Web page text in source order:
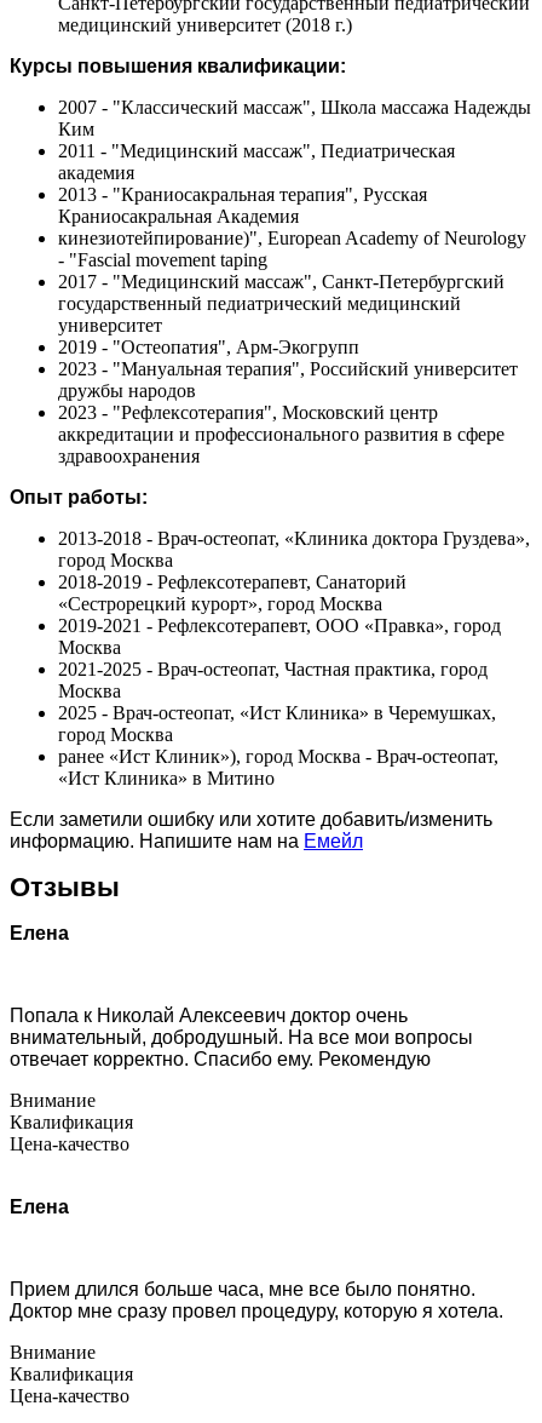
медицинский университет (2018 г.)
Курсы повышения квалификации:
2007 - "Классический массаж", Школа массажа Надежды
Ким
2011 - "Медицинский массаж", Педиатрическая
академия
2013 - "Краниосакральная терапия", Русская
Краниосакральная Академия
кинезиотейпирование)", European Academy of Neurology
- "Fascial movement taping
2017 - "Медицинский массаж", Санкт-Петербургский
государственный педиатрический медицинский
университет
2019 - "Остеопатия", Арм-Экогрупп
2023 - "Мануальная терапия", Российский университет
дружбы народов
2023 - "Рефлексотерапия", Московский центр
аккредитации и профессионального развития в сфере
здравоохранения
Опыт работы:
2013-2018 - Врач-остеопат, «Клиника доктора Груздева»,
город Москва
2018-2019 - Рефлексотерапевт, Санаторий
«Сестрорецкий курорт», город Москва
2019-2021 - Рефлексотерапевт, ООО «Правка», город
Москва
2021-2025 - Врач-остеопат, Частная практика, город
Москва
2025 - Врач-остеопат, «Ист Клиника» в Черемушках,
город Москва
ранее «Ист Клиник»), город Москва - Врач-остеопат,
«Ист Клиника» в Митино
Если заметили ошибку или хотите добавить/изменить
информацию. Напишите нам на Емейл
Отзывы
Елена
Попала к Николай Алексеевич доктор очень
внимательный, добродушный. На все мои вопросы
отвечает корректно. Спасибо ему. Рекомендую
Внимание
Квалификация
Цена-качество
Елена
Прием длился больше часа, мне все было понятно.
Доктор мне сразу провел процедуру, которую я хотела.
Внимание
Квалификация
Цена-качество